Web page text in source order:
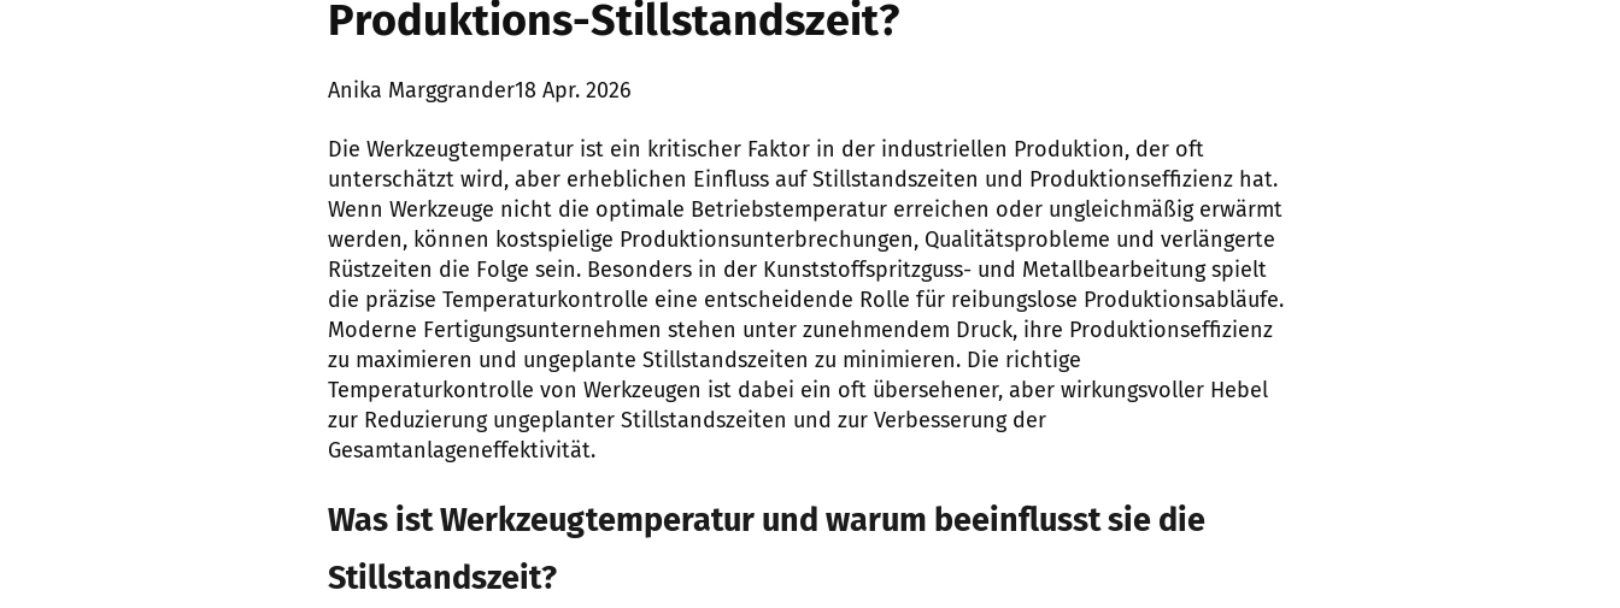
Produktions-Stillstandszeit?
Posted
Anika Marggrander18 Apr. 2026
Die Werkzeugtemperatur ist ein kritischer Faktor in der industriellen Produktion, der oft
unterschätzt wird, aber erheblichen Einfluss auf Stillstandszeiten und Produktionseffizienz hat.
Wenn Werkzeuge nicht die optimale Betriebstemperatur erreichen oder ungleichmäßig erwärmt
werden, können kostspielige Produktionsunterbrechungen, Qualitätsprobleme und verlängerte
Rüstzeiten die Folge sein. Besonders in der Kunststoffspritzguss- und Metallbearbeitung spielt
die präzise Temperaturkontrolle eine entscheidende Rolle für reibungslose Produktionsabläufe.
Moderne Fertigungsunternehmen stehen unter zunehmendem Druck, ihre Produktionseffizienz
zu maximieren und ungeplante Stillstandszeiten zu minimieren. Die richtige
Temperaturkontrolle von Werkzeugen ist dabei ein oft übersehener, aber wirkungsvoller Hebel
zur Reduzierung ungeplanter Stillstandszeiten und zur Verbesserung der
Gesamtanlageneffektivität.
Was ist Werkzeugtemperatur und warum beeinflusst sie die
Stillstandszeit?